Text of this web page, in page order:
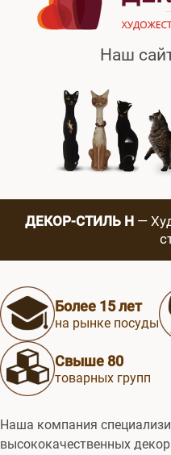
Наш
ДЕКОР-СТИЛЬ Н —
Более 15 лет
на рынке посуды
Свыше 80
товарных групп
Наша компания
высококачественных